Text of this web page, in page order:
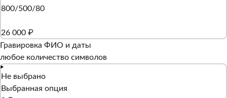
800/500/80
26 000 ₽
Гравировка ФИО и даты
любое количество символов
Не выбрано
Выбранная опция